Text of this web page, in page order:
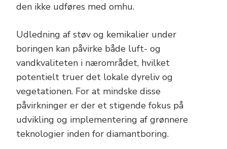
den ikke udføres med omhu.
Udledning af støv og kemikalier under
boringen kan påvirke både luft- og
vandkvaliteten i nærområdet, hvilket
potentielt truer det lokale dyreliv og
vegetationen. For at mindske disse
påvirkninger er der et stigende fokus på
udvikling og implementering af grønnere
teknologier inden for diamantboring.